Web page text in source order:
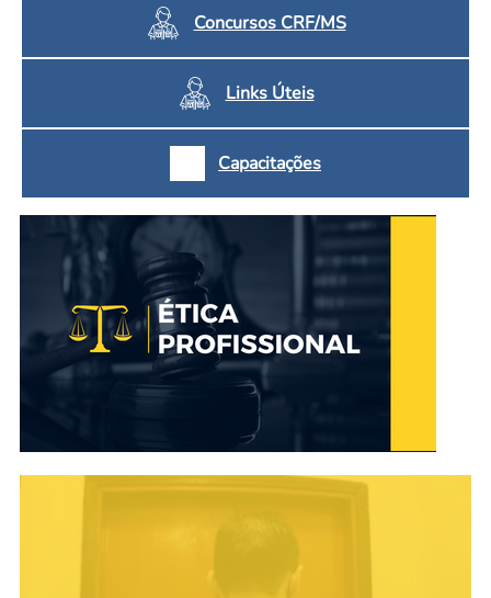
Concursos CRF/MS
Links Úteis
Capacitações